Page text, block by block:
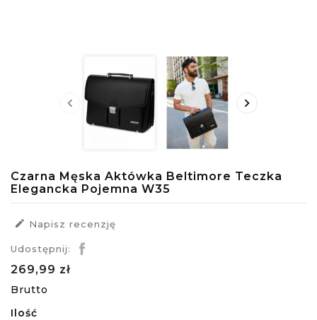
 
Czarna Męska Aktówka Beltimore Teczka
Elegancka Pojemna W35
 Napisz recenzję
Udostępnij:
269,99 zł
Brutto
Ilość